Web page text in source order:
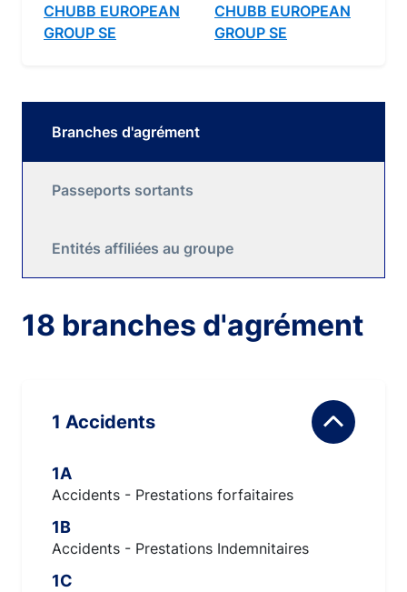
CHUBB EUROPEAN
GROUP SE
CHUBB EUROPEAN
GROUP SE
Branches d'agrément
Passeports sortants
Entités affiliées au groupe
18 branches d'agrément
1 Accidents
1A
Accidents - Prestations forfaitaires
1B
Accidents - Prestations Indemnitaires
1C